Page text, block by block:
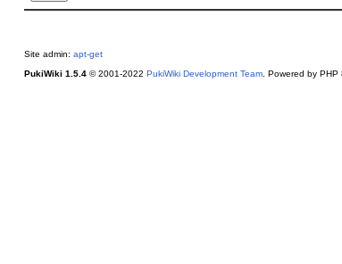
Site admin: apt-get
PukiWiki 1.5.4© 2001-2022 PukiWiki Development Team. Powered by PHP